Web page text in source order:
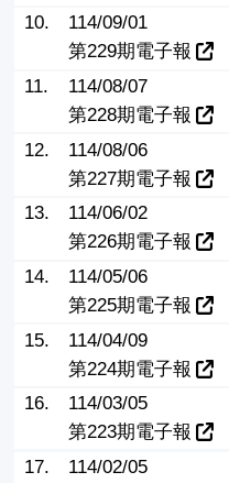
10.
114/09/01
第229期電子報
11.
114/08/07
第228期電子報
12.
114/08/06
第227期電子報
13.
114/06/02
第226期電子報
14.
114/05/06
第225期電子報
15.
114/04/09
第224期電子報
16.
114/03/05
第223期電子報
17.
114/02/05